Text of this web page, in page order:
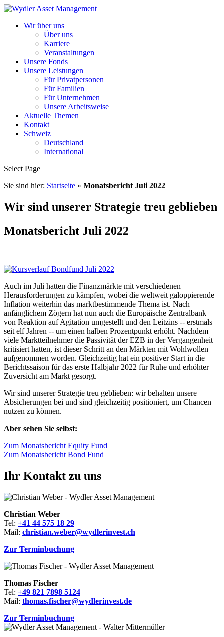
Wir über uns
Über uns
Karriere
Veranstaltungen
Unsere Fonds
Unsere Leistungen
Für Privatpersonen
Für Familien
Für Unternehmen
Unsere Arbeitsweise
Aktuelle Themen
Kontakt
Schweiz
Deutschland
International
Select Page
Sie sind hier: Startseite » Monatsbericht Juli 2022
Wir sind unserer Strategie treu geblieben
Monatsbericht Juli 2022
Auch im Juli hatten die Finanzmärkte mit verschiedenen
Herausforderungen zu kämpfen, wobei die weltweit galoppierende
Inflation weiterhin das marktbestimmende Thema ist. Nach
anfänglichem Zögern hat nun auch die Europäische Zentralbank
von Reaktion auf Agitation umgestellt und den Leitzins -- erstmals
seit elf Jahren -- um einen halben Prozentpunkt erhöht. Nachdem
viele Marktteilnehmer die Passivität der EZB in der Vergangenheit
kritisiert hatten, ist dieser Schritt an den Märkten mit Wohlwollen
aufgenommen worden. Gleichzeitig hat ein positiver Start in die
Berichtssaison für das erste Halbjahr 2022 für Ruhe und erhöhter
Zuversicht am Markt gesorgt.
Wir sind unserer Strategie treu geblieben: wir behalten unsere
Absicherungen bei und sind gleichzeitig positioniert, um Chancen
nutzen zu können.
Aber sehen Sie selbst:
Zum Monatsbericht Equity Fund
Zum Monatsbericht Bond Fund
Ihr Kontakt zu uns
Christian Weber
Tel: +41 44 575 18 29
Mail: christian.weber@wydlerinvest.ch
Zur Terminbuchung
Thomas Fischer
Tel: +49 821 7898 5124
Mail: thomas.fischer@wydlerinvest.de
Zur Terminbuchung